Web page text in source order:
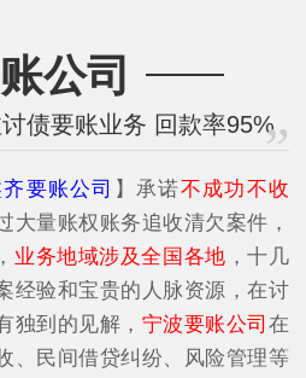
公司
债要账业务 回款率95%
要账公司 】承诺不成功不收
大量账权账务追收清欠案件，
业务地域涉及全国各地 ，十几
经验和宝贵的人脉资源，在讨
独到的见解， 宁波要账公司在
、民间借贷纠纷、风险管理等